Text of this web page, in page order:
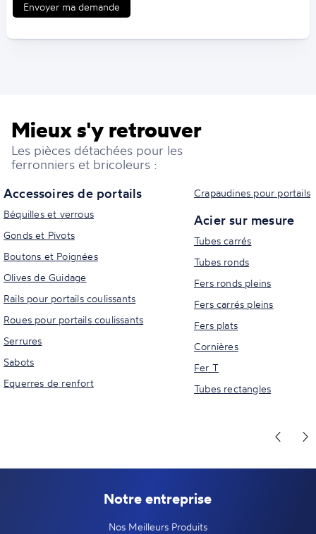
Envoyer ma demande
Mieux s'y retrouver
Les pièces détachées pour les
ferronniers et bricoleurs :
Accessoires de portails
Béquilles et verrous
Gonds et Pivots
Boutons et Poignées
Olives de Guidage
Rails pour portails coulissants
Roues pour portails coulissants
Serrures
Sabots
Equerres de renfort
Crapaudines pour portails
Acier sur mesure
Tubes carrés
Tubes ronds
Fers ronds pleins
Fers carrés pleins
Fers plats
Cornières
Fer T
Tubes rectangles
Notre entreprise
Nos Meilleurs Produits